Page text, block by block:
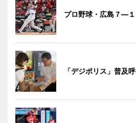
プロ野球・広島７―１
「デジポリス」普及